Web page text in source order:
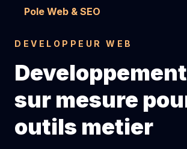
Pole Web & SEO
DEVELOPPEUR WEB
sur mesure
outils metier